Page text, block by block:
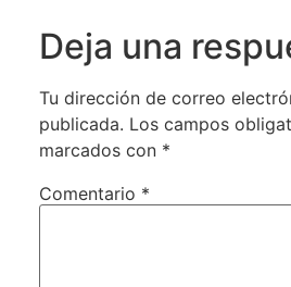
Deja una
Tu dirección de correo
publicada. Los campos
marcados con *
Comentario *